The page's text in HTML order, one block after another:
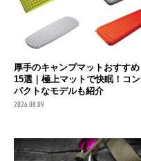
厚手のキャンプマットおすすめ
15選｜極上マットで快眠！コン
パクトなモデルも紹介
2026.08.09